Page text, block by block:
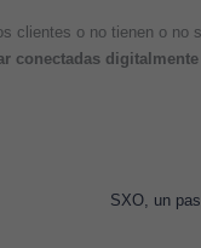
clientes o no tienen o no
conectadas digitalmente
SXO, un